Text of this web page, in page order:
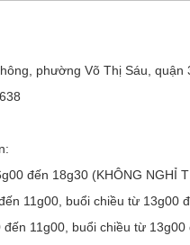
phường Võ Thị Sáu, quận
đến 18g30 (KHÔNG NGHỈ
11g00, buổi chiều từ 13g00
11g00, buổi chiều từ 13g00